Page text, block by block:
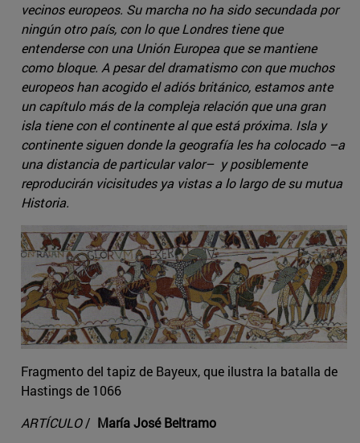
vecinos europeos. Su marcha no ha sido secundada por
ningún otro país, con lo que Londres tiene que
entenderse con una Unión Europea que se mantiene
como bloque. A pesar del dramatismo con que muchos
europeos han acogido el adiós británico, estamos ante
un capítulo más de la compleja relación que una gran
isla tiene con el continente al que está próxima. Isla y
continente siguen donde la geografía les ha colocado –a
una distancia de particular valor– y posiblemente
reproducirán vicisitudes ya vistas a lo largo de su mutua
Historia.
Fragmento del tapiz de Bayeux, que ilustra la batalla de
Hastings de 1066
ARTÍCULO/ María José Beltramo